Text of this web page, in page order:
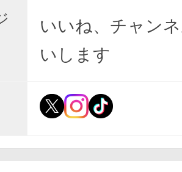
いいね、チャン
いします